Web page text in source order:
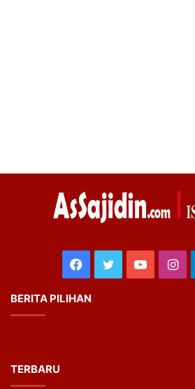
Facebook
TwitterYouTube
BERITA PILIHAN
TERBARU